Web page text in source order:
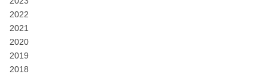
2022
2021
2020
2019
2018